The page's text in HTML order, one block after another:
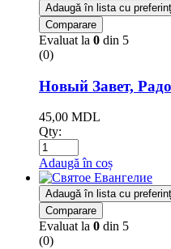
Adaugă în lista cu
Comparare
Evaluat la 0 din 5
(0)
Новый Завет,
45,00 MDL
Qty:
Adaugă în coș
Adaugă în lista cu
Comparare
Evaluat la 0 din 5
(0)